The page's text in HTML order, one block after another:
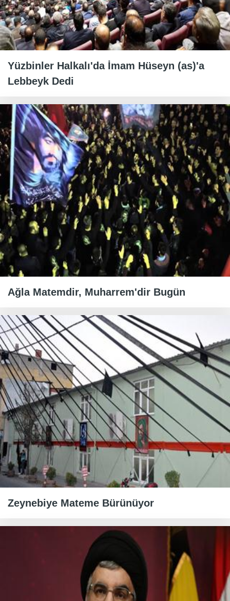
Yüzbinler Halkalı'da İmam Hüseyn (as)'a
Lebbeyk Dedi
Ağla Matemdir, Muharrem'dir Bugün
Zeynebiye Mateme Bürünüyor